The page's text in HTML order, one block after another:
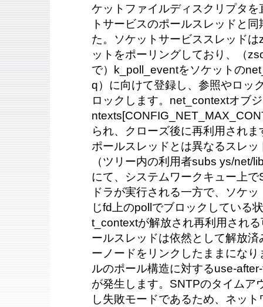
ケットファイルディスクリプタ
トサービスのポールスレッドと
た。ソケットサービススレッド
ットをポーリングしており、（
で）k_poll_eventをソケットの
q）に向けて登録し、参照やロッ
ロックします。net_contextオブ
られ、クローズ後に再利用され
ポールスレッドとは異なるスレ
（ツリー内の利用者subs ys/net/
にて、システムワークキュー上
ドラが実行される一方で、ソケ
じfd上のpollでブロックしている
t_contextが解放され再利用され
ールスレッドは依然として解放
ーノードをリンクしたままにな
ルのポール構造に対するuse-
が発生します。SNTPのタイムア
し失敗モードであるため、ネッ